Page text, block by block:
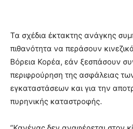
Τα σχέδια έκτακτης ανάγκης
πιθανότητα να περάσουν
Βόρεια Κορέα, εάν ξεσπάσουν
περιφρούρηση της ασφάλειας
εγκαταστάσεων και για την
πυρηνικής καταστροφής.